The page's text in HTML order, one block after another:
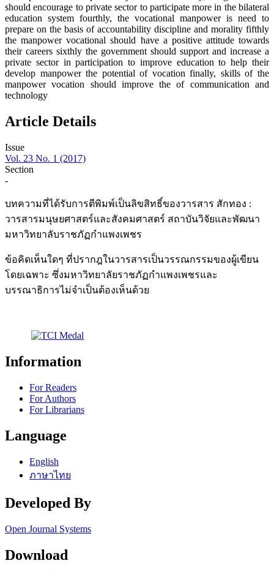
should encourage to private sector to participate more in the bilateral
education system fourthly, the vocational manpower is need to
prepare on the basis of accountability discipline and morality fifthly
the manpower vocational should have a positive attitude towards
their careers sixthly the government should support and increase a
private sector in participation to improve education to help their
develop manpower the potential of vocation finally, skills of the
manpower vocation should improve the of communication and
technology
Article Details
Issue
Vol. 23 No. 1 (2017)
Section
-
บทความที่ได้รับการตีพิมพ์เป็นลิขสิทธิ์ของวารสาร สักทอง :
วารสารมนุษยศาสตร์และสังคมศาสตร์ สถาบันวิจัยและพัฒนา
มหาวิทยาลับราชภัฏกำแพงเพชร
ข้อคิดเห็นใดๆ ที่ปรากฎในวารสารเป็นวรรณกรรมของผู้เขียน
โดยเฉพาะ ซึ่งมหาวิทยาลัยราชภัฏกำแพงเพชรและ
บรรณาธิการไม่จำเป็นต้องเห็นด้วย
Information
For Readers
For Authors
For Librarians
Language
English
ภาษาไทย
Developed By
Open Journal Systems
Download